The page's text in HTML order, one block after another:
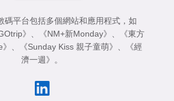
碼平台包括多個網站和應用程式，如
》 、 《NM+新Monday》 、
《東方
、 《Sunday Kiss 親子童萌》 、
《經
濟一週》 。